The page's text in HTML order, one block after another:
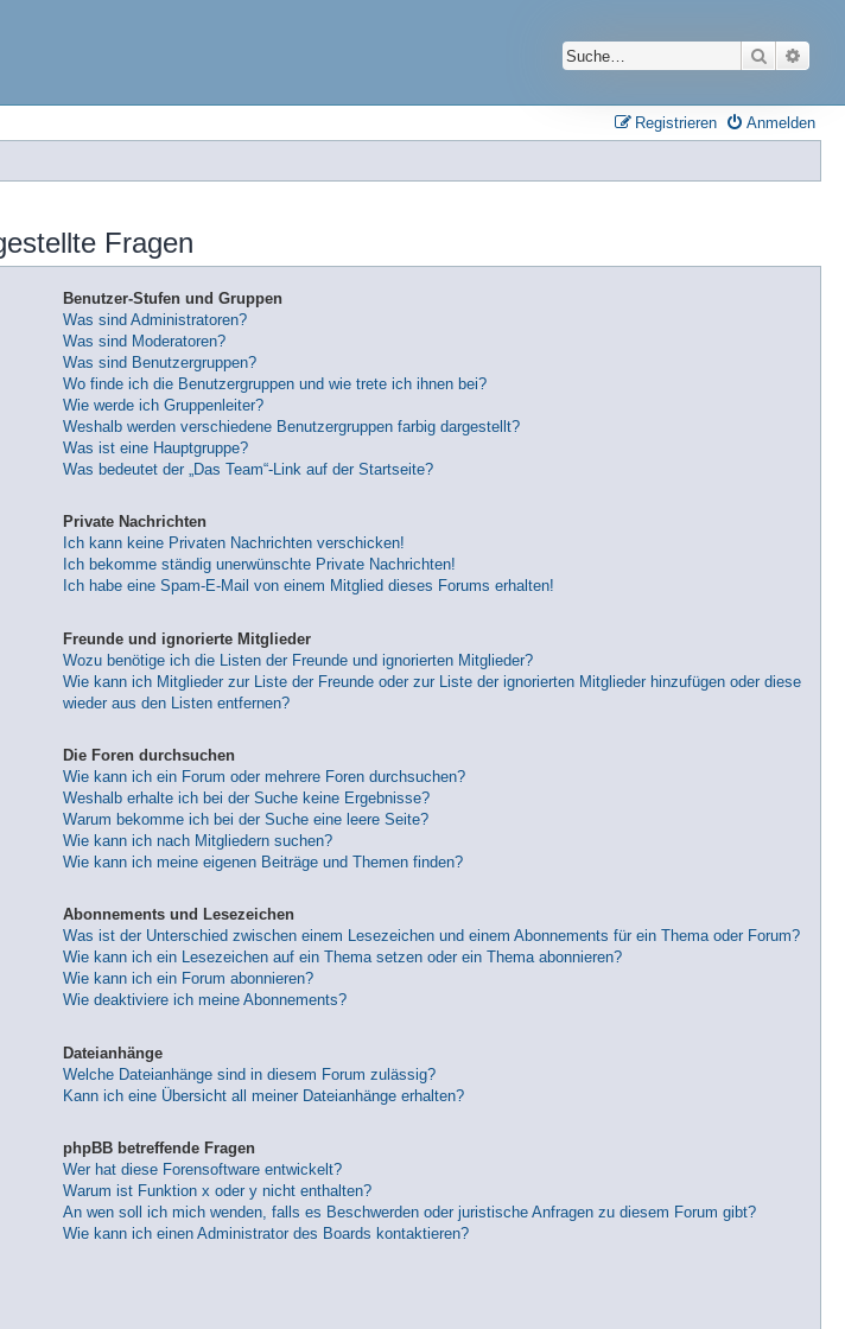
Suche
Anmelden
Registrieren
Fragen
Benutzer-Stufen und Gruppen
Was sind Administratoren?
Was sind Moderatoren?
Was sind Benutzergruppen?
Wo finde ich die Benutzergruppen und wie trete ich ihnen bei?
Wie werde ich Gruppenleiter?
Weshalb werden verschiedene Benutzergruppen farbig dargestellt?
Was ist eine Hauptgruppe?
Was bedeutet der „Das Team“-Link auf der Startseite?
Private Nachrichten
Ich kann keine Privaten Nachrichten verschicken!
Ich bekomme ständig unerwünschte Private Nachrichten!
Ich habe eine Spam-E-Mail von einem Mitglied dieses Forums erhalten!
Freunde und ignorierte Mitglieder
Wozu benötige ich die Listen der Freunde und ignorierten Mitglieder?
Wie kann ich Mitglieder zur Liste der Freunde oder zur Liste der ignorierten Mitglieder hinzufügen oder diese
wieder aus den Listen entfernen?
Die Foren durchsuchen
Wie kann ich ein Forum oder mehrere Foren durchsuchen?
Weshalb erhalte ich bei der Suche keine Ergebnisse?
Warum bekomme ich bei der Suche eine leere Seite?
Wie kann ich nach Mitgliedern suchen?
Wie kann ich meine eigenen Beiträge und Themen finden?
Abonnements und Lesezeichen
Was ist der Unterschied zwischen einem Lesezeichen und einem Abonnements für ein Thema oder Forum?
Wie kann ich ein Lesezeichen auf ein Thema setzen oder ein Thema abonnieren?
Wie kann ich ein Forum abonnieren?
Wie deaktiviere ich meine Abonnements?
Dateianhänge
Welche Dateianhänge sind in diesem Forum zulässig?
Kann ich eine Übersicht all meiner Dateianhänge erhalten?
phpBB betreffende Fragen
Wer hat diese Forensoftware entwickelt?
Warum ist Funktion x oder y nicht enthalten?
An wen soll ich mich wenden, falls es Beschwerden oder juristische Anfragen zu diesem Forum gibt?
Wie kann ich einen Administrator des Boards kontaktieren?